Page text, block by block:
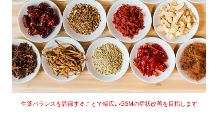
生薬バランスを調節することで幅広いGSMの症状改善を目指します